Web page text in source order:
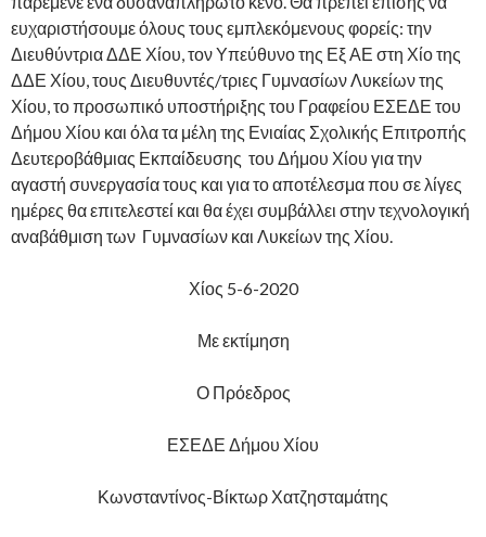
ευχαριστήσουμε όλους τους εμπλεκόμενους φορείς: την
Διευθύντρια ΔΔΕ Χίου, τον Υπεύθυνο της Εξ ΑΕ στη Χίο της
ΔΔΕ Χίου, τους Διευθυντές/τριες Γυμνασίων Λυκείων της
Χίου, το προσωπικό υποστήριξης του Γραφείου ΕΣΕΔΕ του
Δήμου Χίου και όλα τα μέλη της Ενιαίας Σχολικής Επιτροπής
Δευτεροβάθμιας Εκπαίδευσης του Δήμου Χίου για την
αγαστή συνεργασία τους και για το αποτέλεσμα που σε λίγες
ημέρες θα επιτελεστεί και θα έχει συμβάλλει στην τεχνολογική
αναβάθμιση των Γυμνασίων και Λυκείων της Χίου.
Χίος 5-6-2020
Με εκτίμηση
Ο Πρόεδρος
ΕΣΕΔΕ Δήμου Χίου
Κωνσταντίνος-Βίκτωρ Χατζησταμάτης